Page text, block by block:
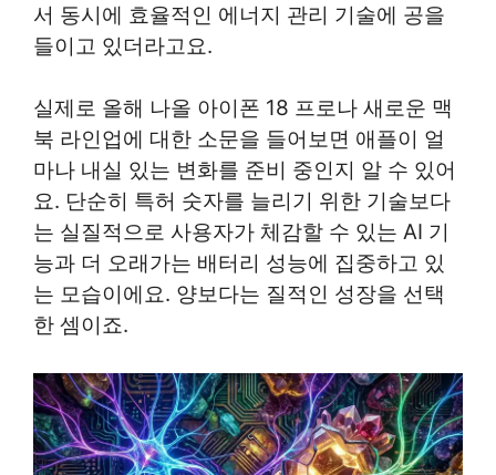
서 동시에 효율적인 에너지 관리 기술에 공을
들이고 있더라고요.
실제로 올해 나올 아이폰 18 프로나 새로운 맥
북 라인업에 대한 소문을 들어보면 애플이 얼
마나 내실 있는 변화를 준비 중인지 알 수 있어
요. 단순히 특허 숫자를 늘리기 위한 기술보다
는 실질적으로 사용자가 체감할 수 있는 AI 기
능과 더 오래가는 배터리 성능에 집중하고 있
는 모습이에요. 양보다는 질적인 성장을 선택
한 셈이죠.